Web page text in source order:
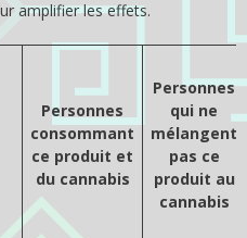
amplifier les effets.
Personnes
consommant
ce produit et
du cannabis
Personnes
qui ne
mélangent
pas ce
produit au
cannabis